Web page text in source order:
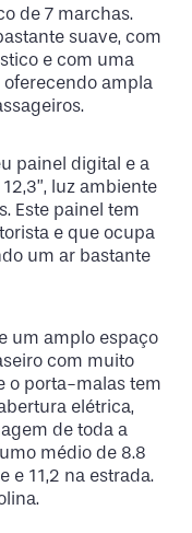
de 7 marchas.
suave, com
e com uma
ampla
painel digital e a
luz ambiente
Este painel tem
e que ocupa
um ar bastante
um amplo espaço
com muito
o porta-malas tem
elétrica,
de toda a
médio de 8.8
e 11,2 na estrada.